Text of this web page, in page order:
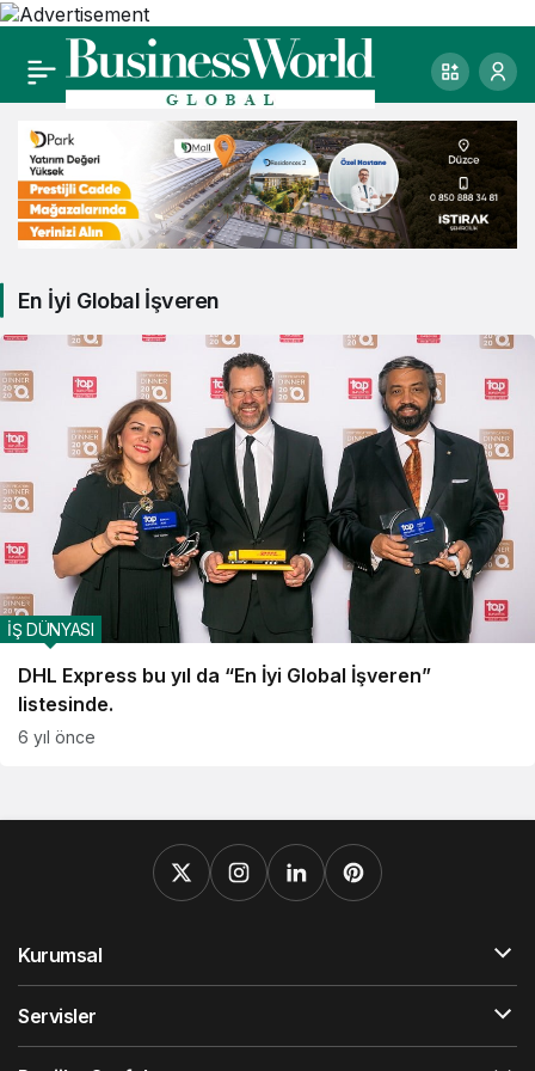
En İyi Global İşveren
DHL Express bu yıl da “En İyi Global İşveren”
listesinde.
İŞ DÜNYASI
6 yıl önce
Kurumsal
Servisler